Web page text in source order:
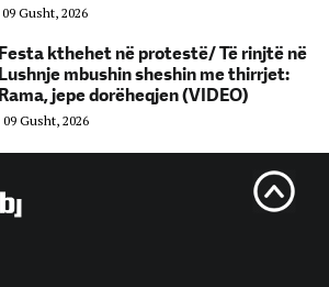
09 Gusht, 2026
Festa kthehet në protestë/ Të rinjtë në
Lushnje mbushin sheshin me thirrjet:
Rama, jepe dorëheqjen (VIDEO)
09 Gusht, 2026